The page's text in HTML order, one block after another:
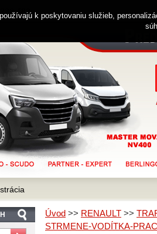
Úvod >> RENAULT >>
STRMENE-VODÍTKA-
482 k poskytovaniu služieb,